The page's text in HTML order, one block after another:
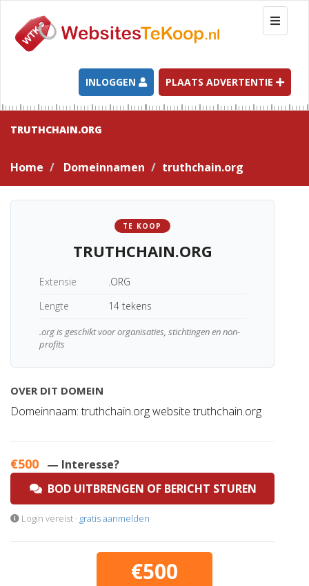
T
o
g
l
e
n
a
t
INLOGGEN PLAATS ADVERTENTIE
TRUTHCHAIN.ORG
Home Domeinnamen truthchain.org
TE KOOP
TRUTHCHAIN.ORG
Extensie
.ORG
Lengte
14 tekens
.org is geschikt voor organisaties, stichtingen en non-
profits
OVER DIT DOMEIN
Domeinnaam: truthchain.org website truthchain.org
€500 — Interesse?
BOD UITBRENGEN OF BERICHT STUREN
Login vereist · gratis aanmelden
€500